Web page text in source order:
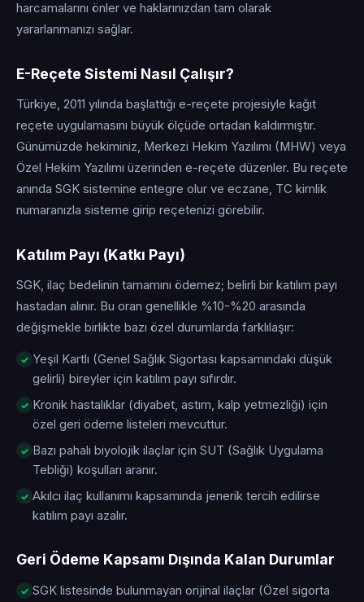
harcamalarını önler ve haklarınızdan tam olarak
yararlanmanızı sağlar.
E-Reçete Sistemi Nasıl Çalışır?
Türkiye, 2011 yılında başlattığı e-reçete projesiyle kağıt
reçete uygulamasını büyük ölçüde ortadan kaldırmıştır.
Günümüzde hekiminiz, Merkezi Hekim Yazılımı (MHW) veya
Özel Hekim Yazılımı üzerinden e-reçete düzenler. Bu reçete
anında SGK sistemine entegre olur ve eczane, TC kimlik
numaranızla sisteme girip reçetenizi görebilir.
Katılım Payı (Katkı Payı)
SGK, ilaç bedelinin tamamını ödemez; belirli bir katılım payı
hastadan alınır. Bu oran genellikle %10-%20 arasında
değişmekle birlikte bazı özel durumlarda farklılaşır:
Yeşil Kartlı (Genel Sağlık Sigortası kapsamındaki düşük
gelirli) bireyler için katılım payı sıfırdır.
Kronik hastalıklar (diyabet, astım, kalp yetmezliği) için
özel geri ödeme listeleri mevcuttur.
Bazı pahalı biyolojik ilaçlar için SUT (Sağlık Uygulama
Tebliği) koşulları aranır.
Akılcı ilaç kullanımı kapsamında jenerik tercih edilirse
katılım payı azalır.
Geri Ödeme Kapsamı Dışında Kalan Durumlar
SGK listesinde bulunmayan orijinal ilaçlar (Özel sigorta